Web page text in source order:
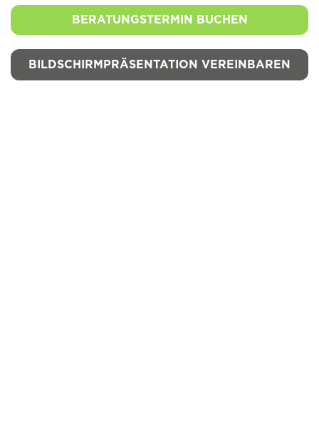
BERATUNGSTERMIN BUCHEN
BILDSCHIRMPRÄSENTATION VEREINBAREN